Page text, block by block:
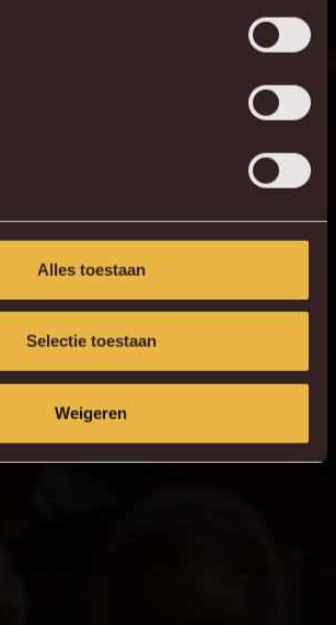
Alles toestaan
Selectie toestaan
Weigeren